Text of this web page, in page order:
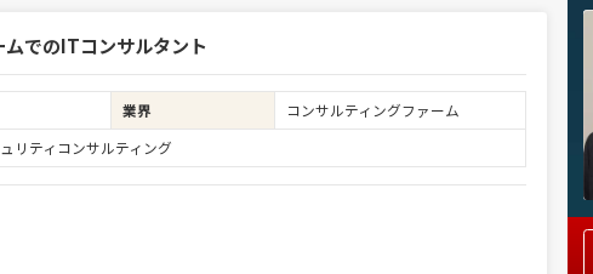
でのITコンサルタント
業界
コンサルティングファーム
リティコンサルティング